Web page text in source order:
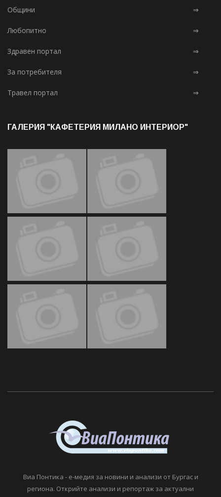
Общини ⇒
Любопитно ⇒
Здравен портал ⇒
За потребителя ⇒
Травел портал ⇒
ГАЛЕРИЯ "КАФЕТЕРИЯ МИЛАНО ИНТЕРИОР"
Виа Понтика - е-медия за новини и анализи от Бургас и
региона. Открийте анализи и репортаж за актуални